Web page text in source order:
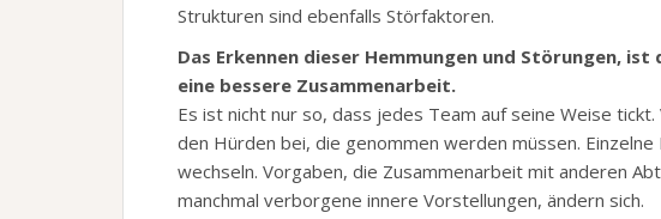
Strukturen sind ebenfalls Störfaktoren.
Das Erkennen dieser Hemmungen und Störungen,
eine bessere Zusammenarbeit.
Es ist nicht nur so, dass jedes Team auf seine Weise
den Hürden bei, die genommen werden müssen.
wechseln. Vorgaben, die Zusammenarbeit mit anderen
manchmal verborgene innere Vorstellungen, ändern sich.